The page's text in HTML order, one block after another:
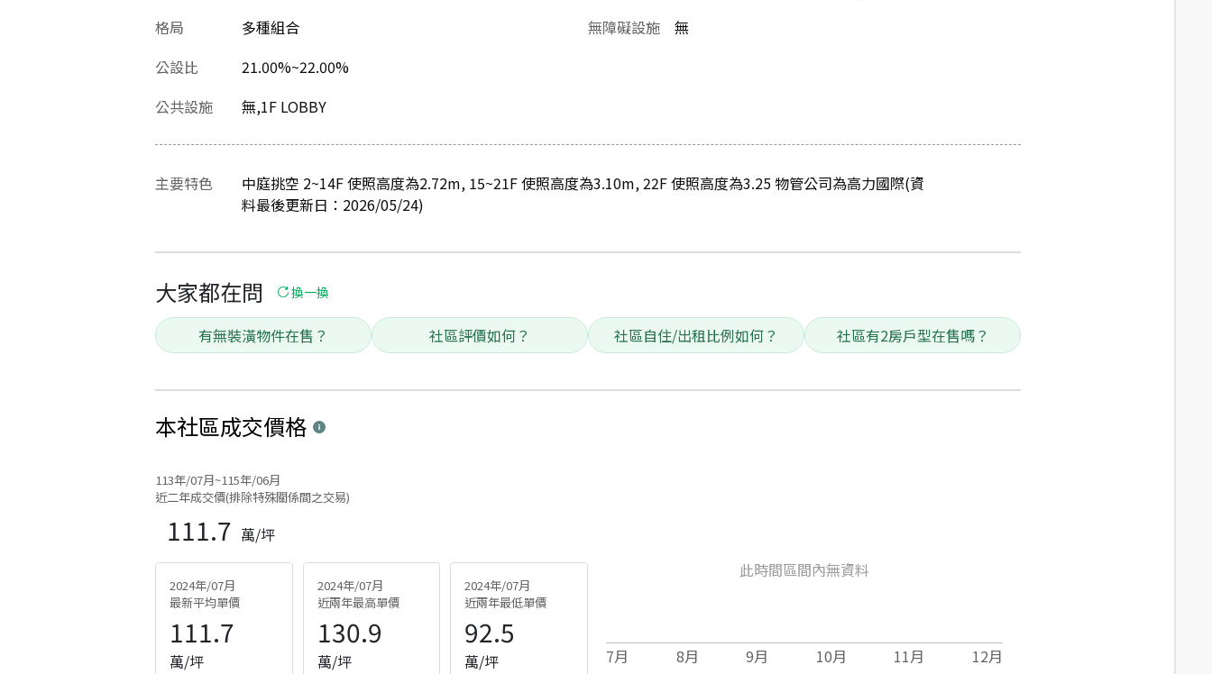
格局
多種組合
公設比
21.00%~22.00%
無障礙設施
無
公共設施 無,1F LOBBY
主要特色
中庭挑空 2~14F 使照高度為2.72m, 15~21F 使照高度為3.10m, 22F 使照高度為3.25 物管公司為高力國際(資
料最後更新日：2026/05/24)
大家都在問 換一換
有無裝潢物件在售？ 社區評價如何？ 社區自住/出租比例如何？ 社區有2房戶型在售嗎？
本社區成交價格
113年/07月~115年/06月
近二年成交價(排除特殊關係間之交易)
111.7 萬/坪
2024年/07月
最新平均單價
111.7
萬/坪
2024年/07月
近兩年最高單價
130.9
萬/坪
2024年/07月
近兩年最低單價
92.5
萬/坪
此時間區間內無資料
7月 8月 9月 10月 11月 12月